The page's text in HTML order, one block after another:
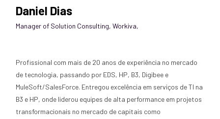
Daniel Dias
Manager of Solution Consulting, Workiva,
Profissional com mais de 20 anos de experiência no mercado
de tecnologia, passando por EDS, HP, B3, Digibee e
MuleSoft/SalesForce. Entregou excelência em serviços de TI na
B3 e HP, onde liderou equipes de alta performance em projetos
transformacionais no mercado de capitais como